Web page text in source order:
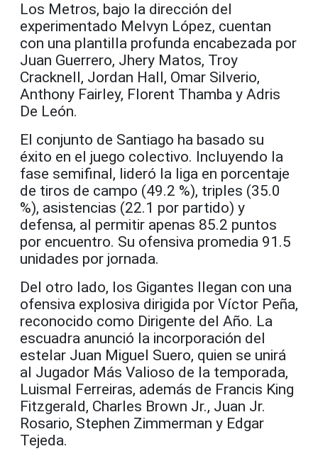
Los Metros, bajo la dirección del
experimentado Melvyn López, cuentan
con una plantilla profunda encabezada por
Juan Guerrero, Jhery Matos, Troy
Cracknell, Jordan Hall, Omar Silverio,
Anthony Fairley, Florent Thamba y Adris
De León.
El conjunto de Santiago ha basado su
éxito en el juego colectivo. Incluyendo la
fase semifinal, lideró la liga en porcentaje
de tiros de campo (49.2 %), triples (35.0
%), asistencias (22.1 por partido) y
defensa, al permitir apenas 85.2 puntos
por encuentro. Su ofensiva promedia 91.5
unidades por jornada.
Del otro lado, los Gigantes llegan con una
ofensiva explosiva dirigida por Víctor Peña,
reconocido como Dirigente del Año. La
escuadra anunció la incorporación del
estelar Juan Miguel Suero, quien se unirá
al Jugador Más Valioso de la temporada,
Luismal Ferreiras, además de Francis King
Fitzgerald, Charles Brown Jr., Juan Jr.
Rosario, Stephen Zimmerman y Edgar
Tejeda.